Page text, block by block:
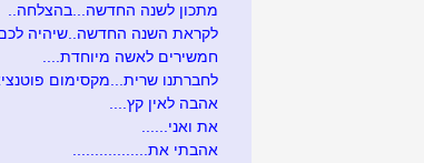
מתכון לשנה החדשה...בהצלחה..
לקראת השנה החדשה..שיהיה
חמשירים לאשה מיוחדת....
לחברתנו שרית...מקסימום
אהבה לאין קץ....
את ואני......
אהבתי את.................